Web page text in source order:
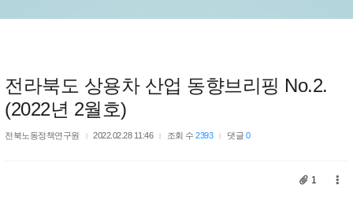
전라북도 상용차 산업 동향브리핑 No.2.
(2022년 2월호)
전북노동정책연구원 2022.02.28 11:46 조회 수2393 댓글 0
1